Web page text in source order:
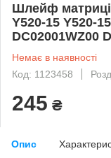
Шлейф
Y520-15 Y520-
DC02001WZ00
Немає в наявності
Код: 1123458
245 ₴
Опис